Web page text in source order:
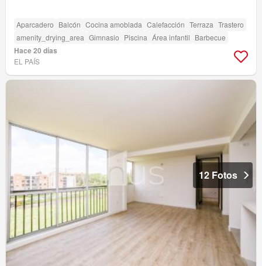
Aparcadero Balcón Cocina amoblada Calefacción Terraza Trastero
amenity_drying_area Gimnasio Piscina Área infantil Barbecue
Hace 20 días
EL PAÍS
12 Fotos